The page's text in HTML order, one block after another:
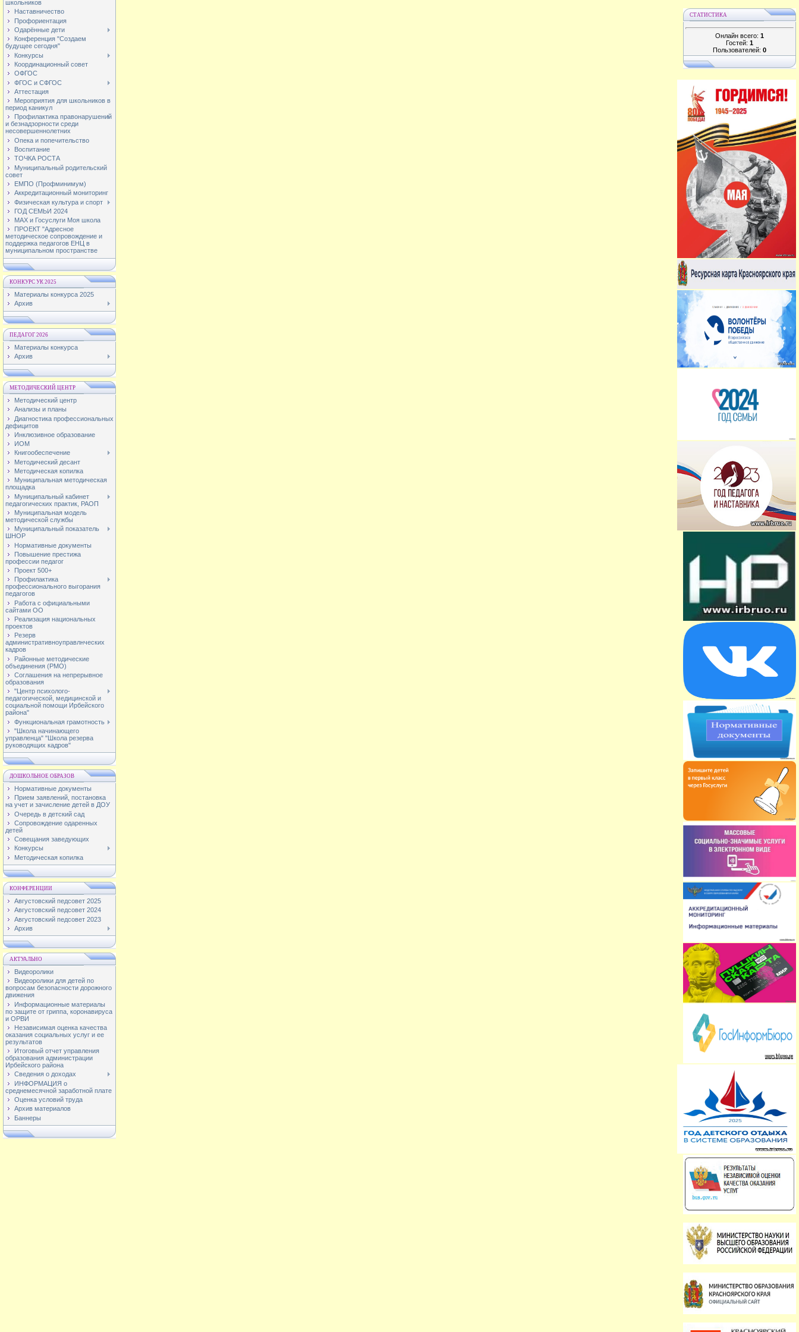
школьников
Наставничество
Профориентация
Одарённые дети
Конференция "Создаем
будущее сегодня"
Конкурсы
Координационный совет
ОФГОС
ФГОС и СФГОС
Аттестация
Мероприятия для школьников в
период каникул
Профилактика правонарушений
и безнадзорности среди
несовершеннолетних
Опека и попечительство
Воспитание
ТОЧКА РОСТА
Муниципальный родительский
совет
ЕМПО (Профминимум)
Аккредитационный мониторинг
Физическая культура и спорт
ГОД СЕМЬИ 2024
МАХ и Госуслуги Моя школа
ПРОЕКТ "Адресное
методическое сопровождение и
поддержка педагогов ЕНЦ в
муниципальном пространстве
КОНКУРС УК 2025
Материалы конкурса 2025
Архив
ПЕДАГОГ 2026
Материалы конкурса
Архив
МЕТОДИЧЕСКИЙ ЦЕНТР
Методический центр
Анализы и планы
Диагностика профессиональных
дефицитов
Инклюзивное образование
ИОМ
Книгообеспечение
Методический десант
Методическая копилка
Муниципальная методическая
площадка
Муниципальный кабинет
педагогических практик, РАОП
Муниципальная модель
методической службы
Муниципальный показатель
ШНОР
Нормативные документы
Повышение престижа
профессии педагог
Проект 500+
Профилактика
профессионального выгорания
педагогов
Работа с официальными
сайтами ОО
Реализация национальных
проектов
Резерв
административноуправлнческих
кадров
Районные методические
объединения (РМО)
Соглашения на непрерывное
образования
"Центр психолого-
педагогической, медицинской и
социальной помощи Ирбейского
района"
Функциональная грамотность
"Школа начинающего
управленца" "Школа резерва
руководящих кадров"
ДОШКОЛЬНОЕ ОБРАЗОВ
Нормативные документы
Прием заявлений, постановка
на учет и зачисление детей в ДОУ
Очередь в детский сад
Сопровождение одаренных
детей
Совещания заведующих
Конкурсы
Методическая копилка
КОНФЕРЕНЦИИ
Августовский педсовет 2025
Августовский педсовет 2024
Августовский педсовет 2023
Архив
АКТУАЛЬНО
Видеоролики
Видеоролики для детей по
вопросам безопасности дорожного
движения
Информационные материалы
по защите от гриппа, коронавируса
и ОРВИ
Независимая оценка качества
оказания социальных услуг и ее
результатов
Итоговый отчет управления
образования администрации
Ирбейского района
Сведения о доходах
ИНФОРМАЦИЯ о
среднемесячной заработной плате
Оценка условий труда
Архив материалов
Баннеры
СТАТИСТИКА
Онлайн всего: 1
Гостей: 1
Пользователей: 0